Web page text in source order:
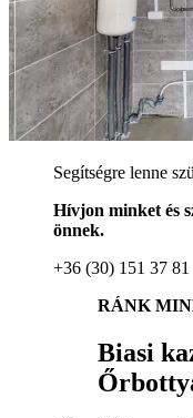
Segítségre lenne
Hívjon minket és
önnek.
+36 (30) 151 37 81
RÁNK
Biasi